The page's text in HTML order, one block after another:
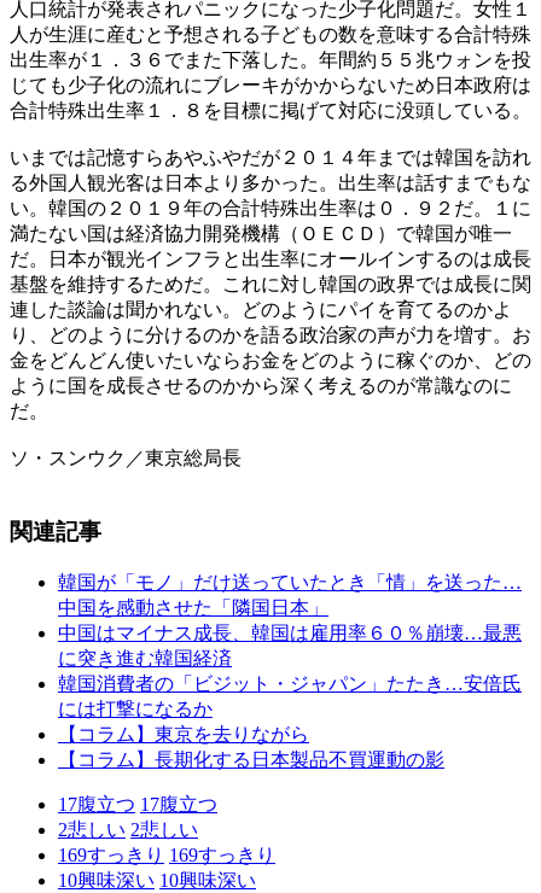
人口統計が発表されパニックになった少子化問題だ。女性１
人が生涯に産むと予想される子どもの数を意味する合計特殊
出生率が１．３６でまた下落した。年間約５５兆ウォンを投
じても少子化の流れにブレーキがかからないため日本政府は
合計特殊出生率１．８を目標に掲げて対応に没頭している。
いまでは記憶すらあやふやだが２０１４年までは韓国を訪れ
る外国人観光客は日本より多かった。出生率は話すまでもな
い。韓国の２０１９年の合計特殊出生率は０．９２だ。１に
満たない国は経済協力開発機構（ＯＥＣＤ）で韓国が唯一
だ。日本が観光インフラと出生率にオールインするのは成長
基盤を維持するためだ。これに対し韓国の政界では成長に関
連した談論は聞かれない。どのようにパイを育てるのかよ
り、どのように分けるのかを語る政治家の声が力を増す。お
金をどんどん使いたいならお金をどのように稼ぐのか、どの
ように国を成長させるのかから深く考えるのが常識なのに
だ。
ソ・スンウク／東京総局長
関連記事
韓国が「モノ」だけ送っていたとき「情」を送った…
中国を感動させた「隣国日本」
中国はマイナス成長、韓国は雇用率６０％崩壊…最悪
に突き進む韓国経済
韓国消費者の「ビジット・ジャパン」たたき…安倍氏
には打撃になるか
【コラム】東京を去りながら
【コラム】長期化する日本製品不買運動の影
17腹立つ 17腹立つ
2悲しい 2悲しい
169すっきり 169すっきり
10興味深い 10興味深い